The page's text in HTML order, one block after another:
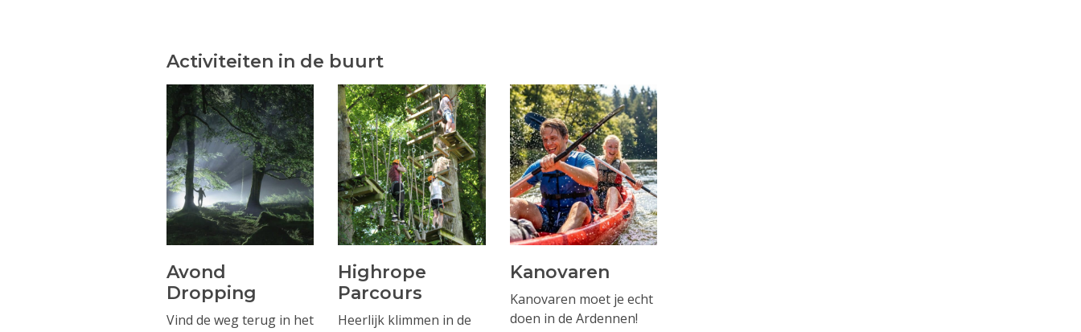
Activiteiten in de buurt
Avond
Dropping
Vind de weg terug in het
Highrope
Parcours
Heerlijk klimmen in de
Kanovaren
Kanovaren moet je echt
doen in de Ardennen!